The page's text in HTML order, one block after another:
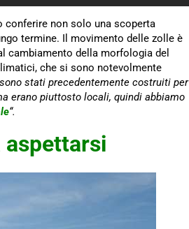
conferire non solo una scoperta
termine. Il movimento delle zolle è
cambiamento della morfologia del
che si sono notevolmente
stati precedentemente costruiti per
erano piuttosto locali, quindi abbiamo
“.
aspettarsi